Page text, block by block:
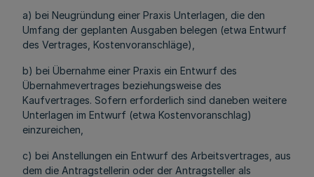
a) bei Neugründung einer Praxis Unterlagen, die den
Umfang der geplanten Ausgaben belegen (etwa Entwurf
des Vertrages, Kostenvoranschläge),
b) bei Übernahme einer Praxis ein Entwurf des
Übernahmevertrages beziehungsweise des
Kaufvertrages. Sofern erforderlich sind daneben weitere
Unterlagen im Entwurf (etwa Kostenvoranschlag)
einzureichen,
c) bei Anstellungen ein Entwurf des Arbeitsvertrages, aus
dem die Antragstellerin oder der Antragsteller als